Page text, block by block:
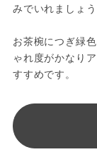
みでいれましょう
お茶椀につぎ緑
ゃれ度がかなり
すすめです。